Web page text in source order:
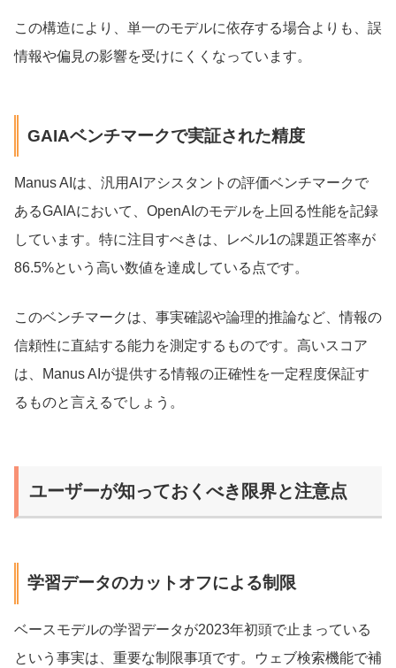
この構造により、単一のモデルに依存する場合よりも、誤
情報や偏見の影響を受けにくくなっています。
GAIAベンチマークで実証された精度
Manus AIは、汎用AIアシスタントの評価ベンチマークで
あるGAIAにおいて、OpenAIのモデルを上回る性能を記録
しています。特に注目すべきは、レベル1の課題正答率が
86.5%という高い数値を達成している点です。
このベンチマークは、事実確認や論理的推論など、情報の
信頼性に直結する能力を測定するものです。高いスコア
は、Manus AIが提供する情報の正確性を一定程度保証す
るものと言えるでしょう。
ユーザーが知っておくべき限界と注意点
学習データのカットオフによる制限
ベースモデルの学習データが2023年初頭で止まっている
という事実は、重要な制限事項です。ウェブ検索機能で補